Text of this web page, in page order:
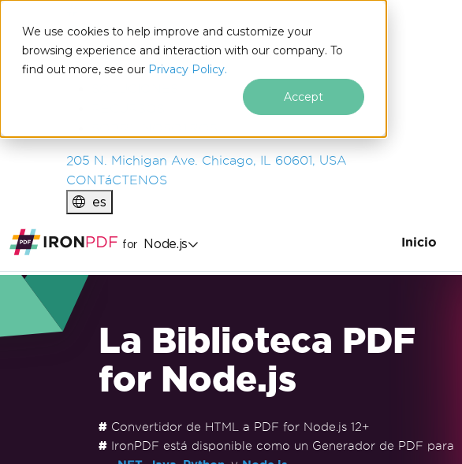
We use cookies to help improve and customize your
browsing experience and interaction with our company. To
find out more, see our Privacy Policy.
Accept
IRONSOFTWARE
PRODUCTOS
EMPRESA
205 N. Michigan Ave. Chicago, IL 60601, USA
CONTáCTENOS
es
for Node.js Inicio
La Biblioteca PDF
for Node.js
Convertidor de HTML a PDF for Node.js 12+
IronPDF está disponible como un Generador de PDF para